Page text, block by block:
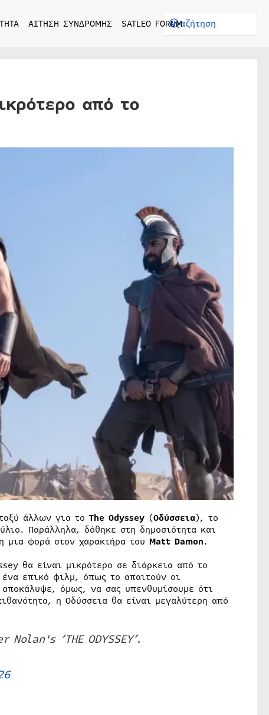
ΑΙΤΗΣΗ ΣΥΝΔΡΟΜΗΣ SATLEO FORUM
από το
άλλων για το The Odyssey (Οδύσσεια), το
Παράλληλα, δόθηκε στη δημοσιότητα και
μια φορά στον χαρακτήρα του Matt Damon.
θα είναι μικρότερο σε διάρκεια από το
επικό φιλμ, όπως το απαιτούν οι
όμως, να σας υπενθυμίσουμε ότι
η Οδύσσεια θα είναι μεγαλύτερη από
‘THE ODYSSEY’.